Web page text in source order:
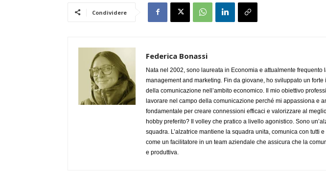
Condividere
Federica Bonassi
Nata nel 2002, sono laureata in Economia e attualmente frequento
management and marketing. Fin da giovane, ho sviluppato un
della comunicazione nell’ambito economico. Il mio obiettivo
lavorare nel campo della comunicazione perché mi appassiona e
fondamentale per creare connessioni efficaci e valorizzare al
hobby preferito? Il volley che pratico a livello agonistico. Sono
squadra. L’alzatrice mantiene la squadra unita, comunica con tutti
come un facilitatore in un team aziendale che assicura che la
e produttiva.